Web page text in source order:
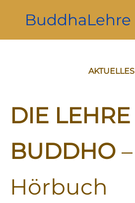
BuddhaLehre
AKTUELLES
DIE
BUDDHO –
Hörbuch